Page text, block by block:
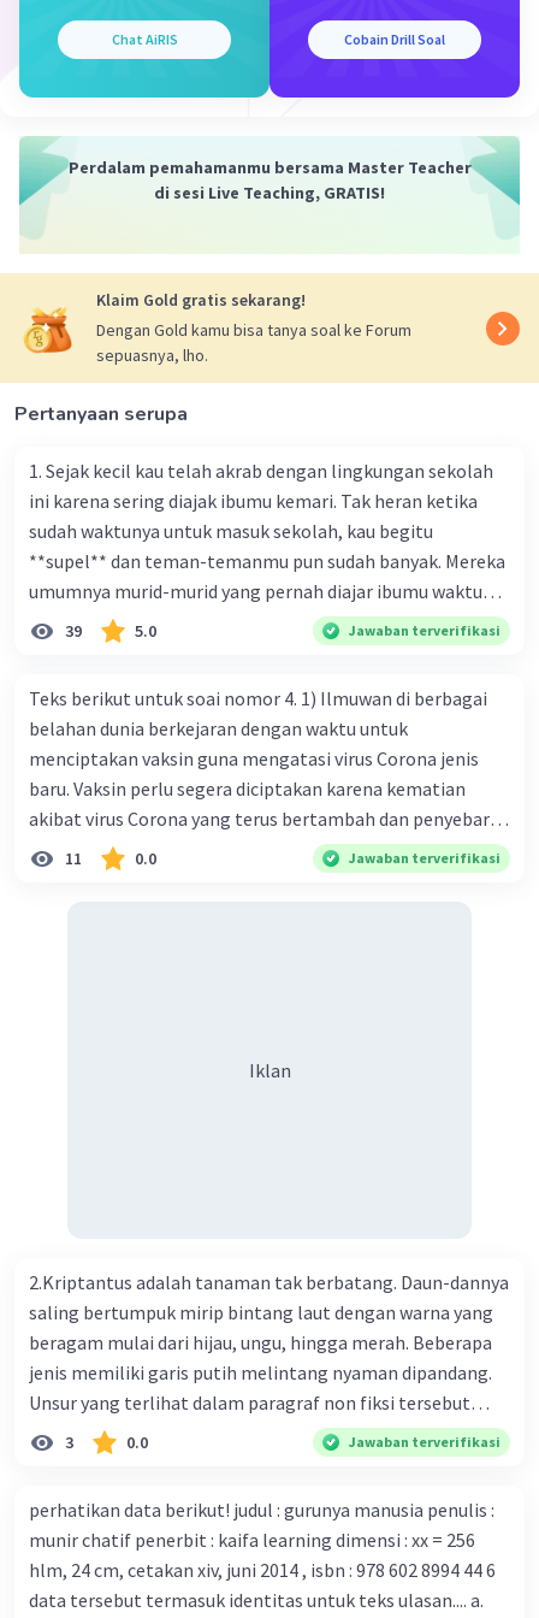
Chat AiRIS Cobain Drill Soal
Perdalam pemahamanmu bersama Master Teacher
di sesi Live Teaching, GRATIS!
Klaim Gold gratis sekarang!
Dengan Gold kamu bisa tanya soal ke Forum
sepuasnya, lho.
Pertanyaan serupa
1. Sejak kecil kau telah akrab dengan lingkungan sekolah
ini karena sering diajak ibumu kemari. Tak heran ketika
sudah waktunya untuk masuk sekolah, kau begitu
**supel** dan teman-temanmu pun sudah banyak. Mereka
umumnya murid-murid yang pernah diajar ibumu waktu
kelas satu. Sedangkan aku? Aku waktu itu baru saja pindah
ke kota kecil ini. Makna kata bercetak tebal dalam kutipan
baik
39 5.0 Jawaban terverifikasi
Teks berikut untuk soai nomor 4. 1) Ilmuwan di berbagai
belahan dunia berkejaran dengan waktu untuk
menciptakan vaksin guna mengatasi virus Corona jenis
baru. Vaksin perlu segera diciptakan karena kematian
akibat virus Corona yang terus bertambah dan penyebaran
virus yang kian meluas. 2) Pada Jum'at (7-2-2020), Komisi
Kesehatan Nasional Cina mencatat jumlah kematian
ilmuwan bekerja dalam kecepatan penuh untuk
bersama sejumlah perusahaan biotek dan vaksin.
Beberapa waktu lalu, Kepala Laboratorium Identifikasi
Virus dari Institut Peter Doherty untuk Infeksi dan
kekebalan, Melbourne, Julian Druce, menyatakan mereka
mengembangkan virus Corona versi laboratorium dari
tubuh pasien yang terinfeksi untuk uji coba. Tanggapan
yang sesuai dengan berita tersebut adalah ... A.
serangan virus Corona dengan menemukan vaksin virus
tersebut. B. Para ilmuan perlu segera mempelajari virus
corona yang menjadi masalah besar bagi kesehatan dunia
karena persebarannya sangat cepat. C. Masyarakat perlu
11 0.0 Jawaban terverifikasi
Iklan
2.Kriptantus adalah tanaman tak berbatang. Daun-dannya
saling bertumpuk mirip bintang laut dengan warna yang
beragam mulai dari hijau, ungu, hingga merah. Beberapa
jenis memiliki garis putih melintang nyaman dipandang.
Unsur yang terlihat dalam paragraf non fiksi tersebut
adalah... A. cara menyajikan isi buku B. bahasa yang
digunakan C. tokoh dan penokohan D. penyajian alur cerita
3 0.0 Jawaban terverifikasi
perhatikan data berikut! judul : gurunya manusia penulis :
munir chatif penerbit : kaifa learning dimensi : xx = 256
hlm, 24 cm, cetakan xiv, juni 2014 , isbn : 978 602 8994 44 6
data tersebut termasuk identitas untuk teks ulasan.... a.